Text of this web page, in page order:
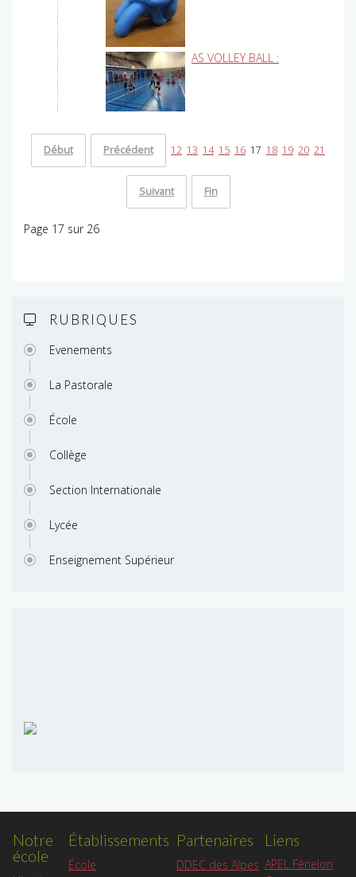
AS VOLLEY BALL :
Début Précédent 12 13 14 15 16 17 18 19 20 21
Suivant Fin
Page 17 sur 26
RUBRIQUES
Evenements
La Pastorale
École
Collège
Section Internationale
Lycée
Enseignement Supérieur
Notre
école
Établissements
École
Partenaires
DDEC des Alpes
Liens
APEL Fénelon